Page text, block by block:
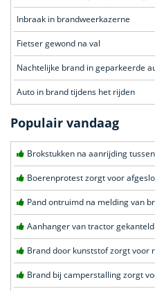
Inbraak in brandweerkazerne
Fietser gewond na val
Nachtelijke brand in geparkeerde
Auto in brand tijdens het rijden
Populair vandaag
Brokstukken na aanrijding
Boerenprotest zorgt voor
Aanhanger van tractor
Brand door kunststof zorgt voor
Brand bij camperstalling zorgt